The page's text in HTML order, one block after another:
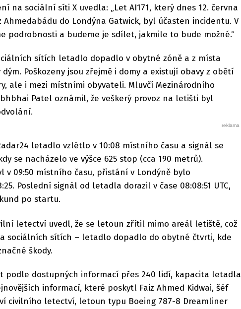
na sociální síti X uvedla: „Let AI171, který dnes 12. června
do Londýna Gatwick, byl účasten incidentu. V
podrobnosti a budeme je sdílet, jakmile to bude možné.“
sítích letadlo dopadlo v obytné zóně a z místa
Poškozeny jsou zřejmě i domy a existují obavy z obětí
ale i mezi místními obyvateli. Mluvčí Mezinárodního
Patel oznámil, že veškerý provoz na letišti byl
letadlo vzlétlo v 10:08 místního času a signál se
se nacházelo ve výšce 625 stop (cca 190 metrů).
v 09:50 místního času, přistání v Londýně bylo
Poslední signál od letadla dorazil v čase 08:08:51 UTC,
po startu.
letectví uvedl, že se letoun zřítil mimo areál letiště, což
sociálních sítích – letadlo dopadlo do obytné čtvrti, kde
škody.
podle dostupných informací přes 240 lidí, kapacita letadla
informací, které poskytl Faiz Ahmed Kidwai, šéf
civilního letectví, letoun typu Boeing 787-8 Dreamliner